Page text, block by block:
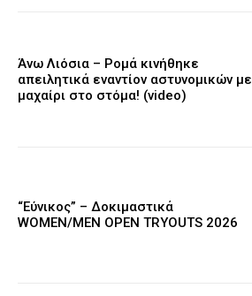
Άνω Λιόσια – Ρομά κινήθηκε
απειλητικά εναντίον αστυνομικών με
μαχαίρι στο στόμα! (video)
“Εύνικος” – Δοκιμαστικά
WOMEN/MEN OPEN TRYOUTS 2026